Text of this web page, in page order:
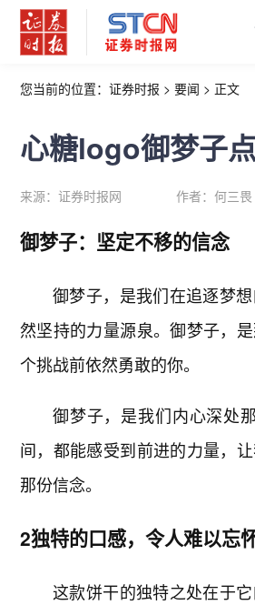
您当前的位置： 证券时报 > 要闻 > 正文
心糖logo御梦子
来源： 证券时报网 作者： 何三畏
御梦子：坚定不移的信念
御梦子，是我们在追逐梦
然坚持的力量源泉。御梦子，
个挑战前依然勇敢的你。
御梦子，是我们内心深处
间，都能感受到前进的力量，
那份信念。
2独特的口感，令人难以忘
这款饼干的独特之处在于